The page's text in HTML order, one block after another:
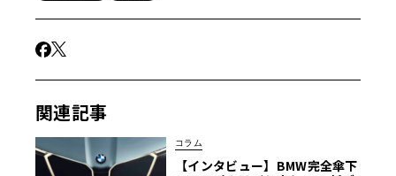
関連記事
コラム
【インタビュー】BMW完全傘下